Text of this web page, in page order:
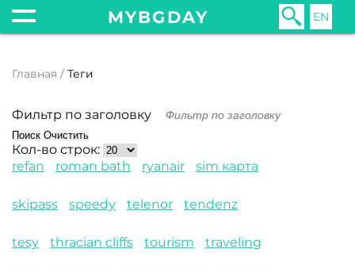
MYBGDAY EN
Главная Теги
Фильтр по заголовку
Поиск Очистить
Кол-во строк:
refan
roman bath ryanair sim карта
skipass speedy telenor tendenz
tesy thracian cliffs tourism traveling